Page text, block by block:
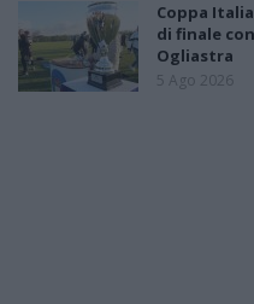
Coppa
di finale
Ogliastra
5 Ago 2026